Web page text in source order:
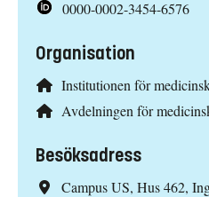
0000-0002-3454-6576
Organisation
Institutionen för
Avdelningen för
Besöksadress
Campus US, Hus 462,